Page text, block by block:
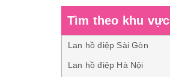
Tìm theo khu vực
Lan hồ điệp Sài Gòn
Lan hồ điệp Hà Nội